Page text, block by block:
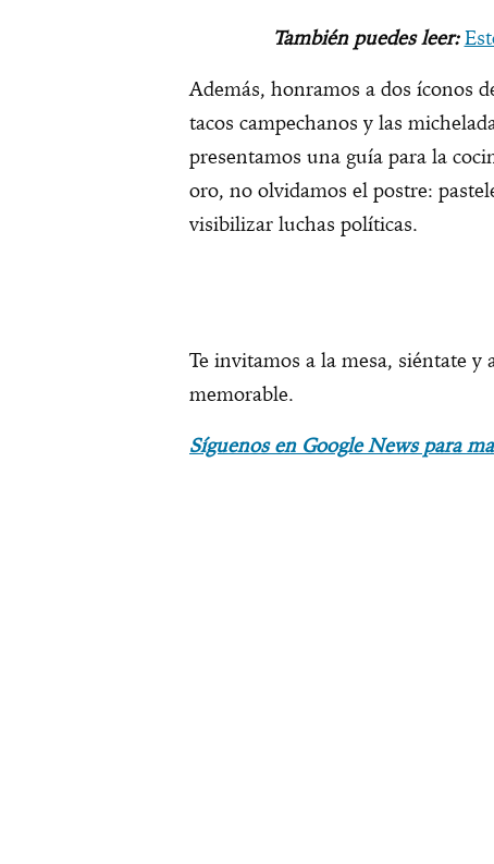
También puedes leer:
Además, honramos a dos íconos
tacos campechanos y las
presentamos una guía para la
oro, no olvidamos el postre:
visibilizar luchas políticas.
Te invitamos a la mesa, siéntate
memorable.
Síguenos en Google News para